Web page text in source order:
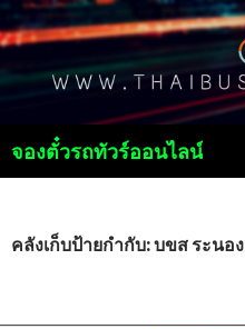
จองตั๋วรถทัวร์ออนไลน์
เนื้อหา
คลังเก็บป้ายกำกับ: บขส ระนอง